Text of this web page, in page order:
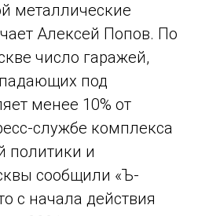
металлические
Алексей Попов. По
число гаражей,
под
менее 10% от
службе комплекса
политики и
сообщили «Ъ-
с начала действия